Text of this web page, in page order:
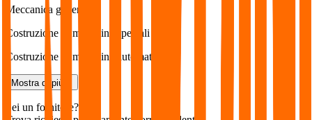
Meccanica generale
Costruzione di macchine speciali
Costruzione di macchine automatiche
Mostra di più
Sei un fornitore?